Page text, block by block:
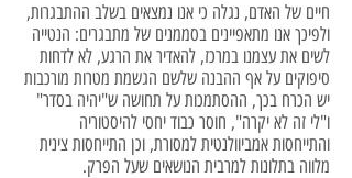
חיים של האדם, נגלה כי אנו נמצאים בשלב ההתבגרות,
ולפיכך אנו מתאפיינים בסממנים של מתבגרים: הנטייה
לשים את עצמנו במרכז, להאדיר את הרגע, לא לדחות
סיפוקים על אף ההבנה שלשם הגשמת מטרות מורכבות
יש הכרח בכך, ההסתמכות על תחושה ש"יהיה בסדר"
ו"לי זה לא יקרה", חוסר כבוד יחסי להיסטוריה
והתייחסות אמביוולנטית למסורת, וכן התייחסות צינית
מלווה בתלונות למרבית הנושאים שעל הפרק.